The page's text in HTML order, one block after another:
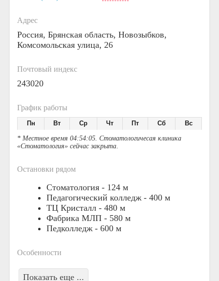
Адрес
Россия, Брянская область, Новозыбков,
Комсомольская улица, 26
Почтовый индекс
243020
График работы
Пн Вт Ср Чт Пт Сб Вс
* Местное время 04:54:05. Стоматологичесая клиника
«Стоматология» сейчас закрыта.
Остановки рядом
Стоматология - 124 м
Педагогический колледж - 400 м
ТЦ Кристалл - 480 м
Фабрика МЛП - 580 м
Педколледж - 600 м
Особенности
Показать еще ...